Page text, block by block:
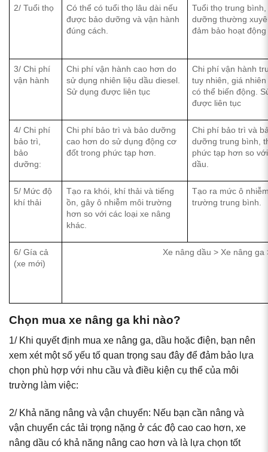
2/ Tuổi thọ
Có thể có tuổi thọ lâu dài nếu
được bảo dưỡng và vận hành
đúng cách.
Tuổi thọ trung
dưỡng thường
đảm bảo hoạt
3/ Chi phí
vận hành
Chi phí vận hành cao hơn do
sử dụng nhiên liệu dầu diesel.
Sử dụng được liên tục
Chi phí vận hành
tuy nhiên, giá
có thể biến động.
được liên tục
4/ Chi phí
bảo trì,
bảo
dưỡng:
Chi phí bảo trì và bảo dưỡng
cao hơn do sử dụng động cơ
đốt trong phức tạp hơn.
Chi phí bảo trì và
dưỡng trung bình,
phức tạp hơn so
dầu.
5/ Mức độ
khí thải
Tạo ra khói, khí thải và tiếng
ồn, gây ô nhiễm môi trường
hơn so với các loại xe nâng
khác.
Tạo ra mức ô
trường trung bình.
6/ Gía cả
(xe mới)
Xe nâng dầu > Xe nâng ga
Chọn mua xe nâng ga khi nào?
1/ Khi quyết định mua xe nâng ga, dầu hoặc điện, bạn nên
xem xét một số yếu tố quan trọng sau đây để đảm bảo lựa
chọn phù hợp với nhu cầu và điều kiện cụ thể của môi
trường làm việc:
2/ Khả năng nâng và vận chuyển: Nếu bạn cần nâng và
vận chuyển các tải trọng nặng ở các độ cao cao hơn, xe
nâng dầu có khả năng nâng cao hơn và là lựa chọn tốt